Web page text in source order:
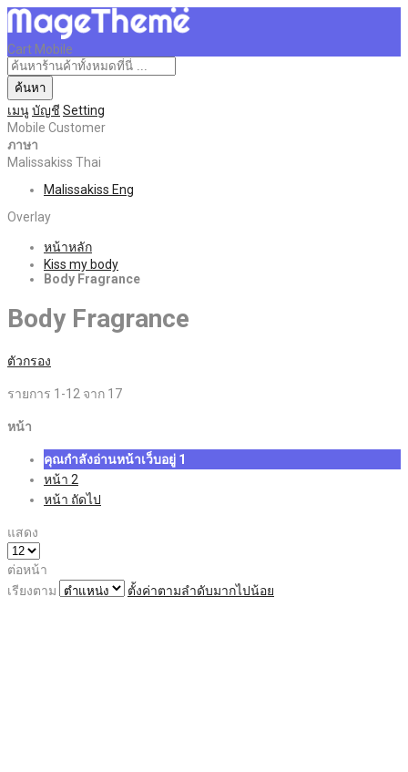
Cart Mobile
ค้นหา
เมนูบัญชี Setting
Mobile Customer
ภาษา
Malissakiss Thai
Malissakiss Eng
Overlay
หน้าหลัก
Kiss my body
Body Fragrance
Body Fragrance
ตัวกรอง
รายการ 1 -12 จาก 17
หน้า
คุณกำลังอ่านหน้าเว็บอยู่ 1
หน้า 2
หน้า ถัดไป
แสดง
ต่อหน้า
เรียงตาม
ตั้งค่าตามลำดับมากไปน้อย